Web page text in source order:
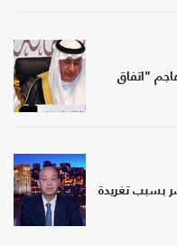
"اتفاق
بسبب تغريدة